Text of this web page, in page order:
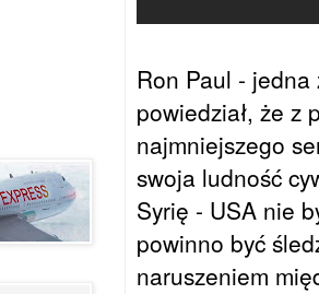
Ron Paul -
powiedział, że z
najmniejszego
swoja ludność
Syrię - USA nie
powinno być
naruszeniem